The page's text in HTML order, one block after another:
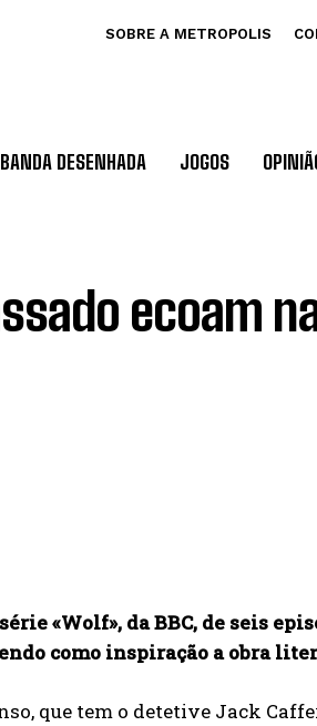
SOBRE A METROPOLIS
BANDA DESENHADA JOGOS
ecoam
«Wolf», da BBC, de seis
como inspiração a obra
que tem o detetive Jack